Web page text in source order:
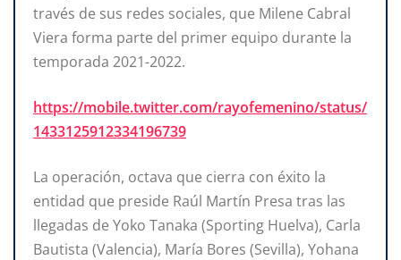
través de sus redes sociales, que Milene Cabral
Viera forma parte del primer equipo durante la
temporada 2021-2022.
https://mobile.twitter.com/rayofemenino/status/
1433125912334196739
La operación, octava que cierra con éxito la
entidad que preside Raúl Martín Presa tras las
llegadas de Yoko Tanaka (Sporting Huelva), Carla
Bautista (Valencia), María Bores (Sevilla), Yohana